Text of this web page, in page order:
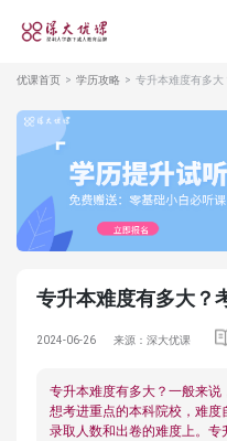
优课首页 学历攻略 专升本难度有多大
专升本难度有多大？
2024-06-26 来源：深大优课
专升本难度有多大？一般来说
想考进重点的本科院校，难
录取人数和出卷的难度上。专